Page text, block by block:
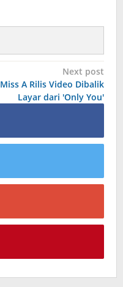
Next post
Miss A Rilis Video Dibalik
Layar dari 'Only You'